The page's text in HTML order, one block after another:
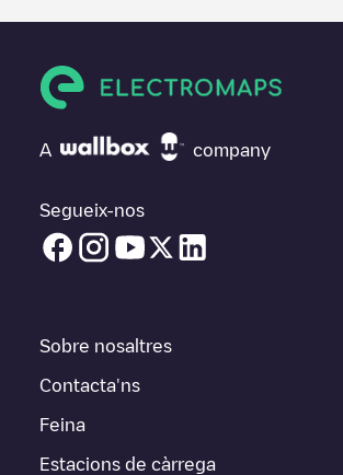
A company
Segueix-nos
Sobre nosaltres
Contacta'ns
Feina
Estacions de càrrega